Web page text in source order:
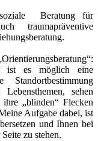
Beratung für
traumapräventive
ist es möglich eine
sehen
ihre „blinden“ Flecken
Aufgabe dabei, ist
und Ihnen bei
zu stehen.